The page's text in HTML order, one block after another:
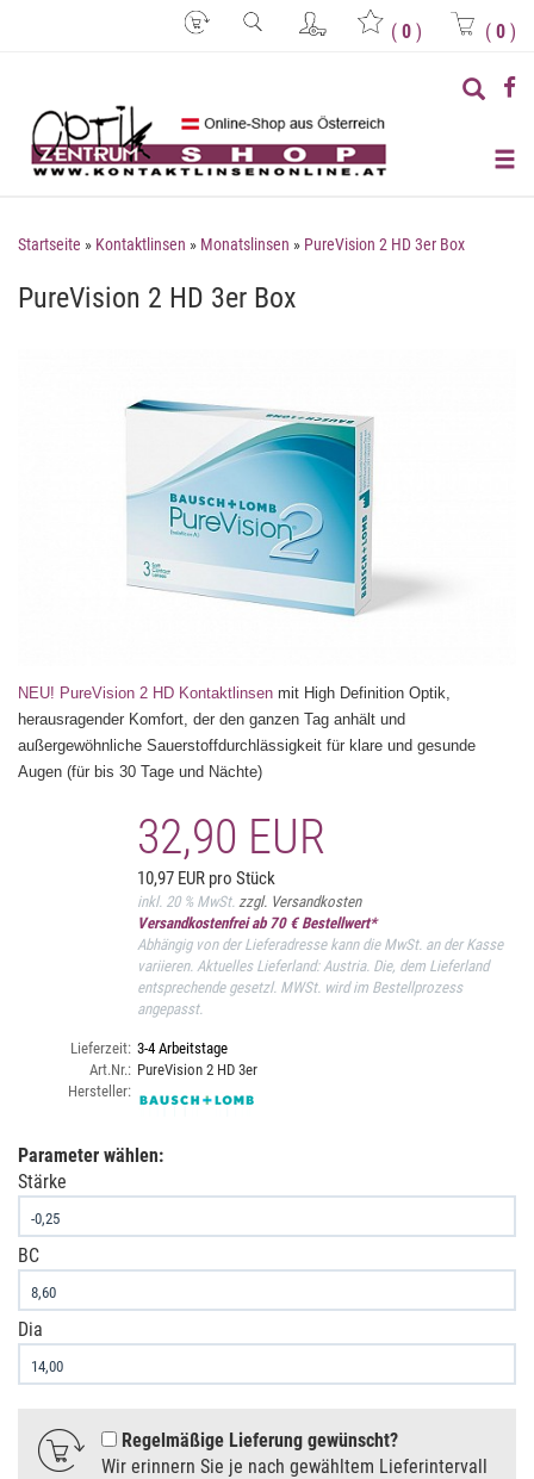
( 0 ) ( 0 )
Startseite » Kontaktlinsen » Monatslinsen » PureVision 2 HD 3er Box
PureVision 2 HD 3er Box
NEU! PureVision 2 HD Kontaktlinsen mit High Definition Optik,
herausragender Komfort, der den ganzen Tag anhält und
außergewöhnliche Sauerstoffdurchlässigkeit für klare und gesunde
Augen (für bis 30 Tage und Nächte)
32,90 EUR
10,97 EUR pro Stück
inkl. 20 % MwSt. zzgl. Versandkosten
Versandkostenfrei ab 70 € Bestellwert*
Abhängig von der Lieferadresse kann die MwSt. an der Kasse
variieren. Aktuelles Lieferland: Austria. Die, dem Lieferland
entsprechende gesetzl. MWSt. wird im Bestellprozess
angepasst.
Lieferzeit: 3-4 Arbeitstage
Art.Nr.: PureVision 2 HD 3er
Hersteller:
Parameter wählen:
Stärke
BC
Dia
Regelmäßige Lieferung gewünscht
Wir erinnern Sie je nach gewähltem Lieferintervall